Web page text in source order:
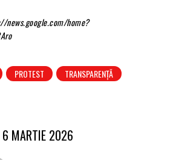
home?
PROTEST TRANSPARENȚĂ
6 MARTIE 2026